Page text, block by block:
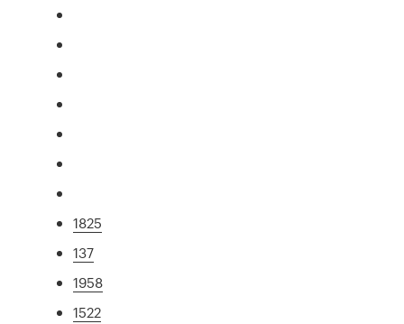
1825
137
1958
1522